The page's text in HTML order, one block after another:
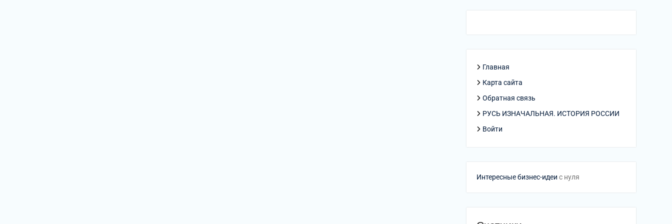
Главная
Карта сайта
Обратная связь
РУСЬ ИЗНАЧАЛЬНАЯ. ИСТОРИЯ РОССИИ
Войти
Интересные бизнес-идеи с нуля